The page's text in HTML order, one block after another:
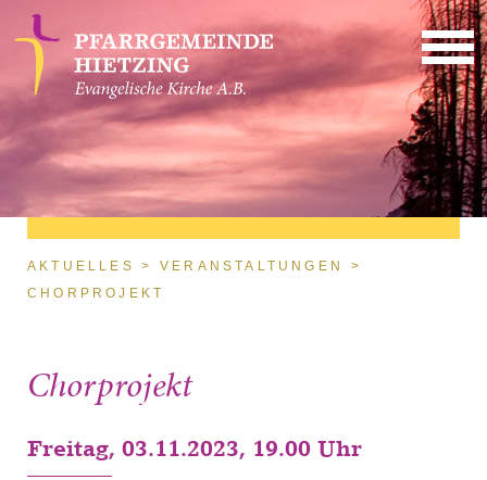
Direkt zum Inhalt
Sie sind hier
AKTUELLES
VERANSTALTUNGEN
CHORPROJEKT
Chorprojekt
Freitag, 03.11.2023, 19.00 Uhr